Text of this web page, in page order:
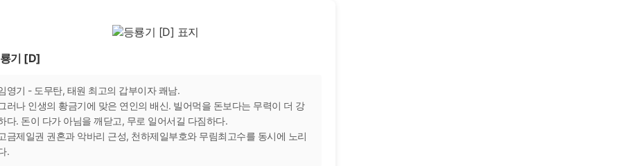
기 [D]
영기 - 도무탄, 태원 최고의 갑부이자 쾌남.
러나 인생의 황금기에 맞은 연인의 배신. 빌어먹을 돈보다는 무력이 더 강
다. 돈이 다가 아님을 깨닫고, 무로 일어서길 다짐하다.
금제일권 권혼과 악바리 근성, 천하제일부호와 무림최고수를 동시에 노리
.